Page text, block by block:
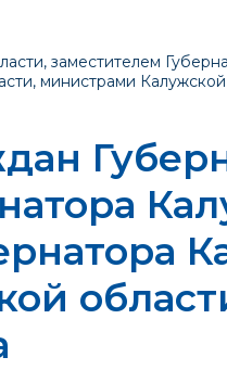
заместителем
министрами